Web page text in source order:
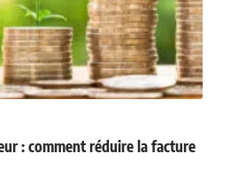
: comment réduire la facture